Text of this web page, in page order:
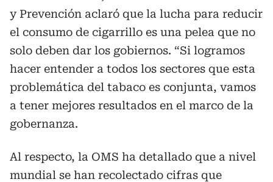
y Prevención aclaró que la lucha para reducir
el consumo de cigarrillo es una pelea que no
solo deben dar los gobiernos. “Si logramos
hacer entender a todos los sectores que esta
problemática del tabaco es conjunta, vamos
a tener mejores resultados en el marco de la
gobernanza.
Al respecto, la OMS ha detallado que a nivel
mundial se han recolectado cifras que